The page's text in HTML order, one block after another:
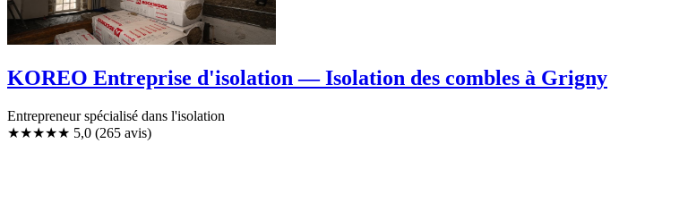
KOREO Entreprise d'isolation — Isolation des combles à Grigny
Entrepreneur spécialisé dans l'isolation
★★★★★ 5,0 (265 avis)